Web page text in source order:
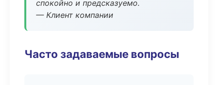
спокойно и предсказуемо.
— Клиент компании
Часто задаваемые вопросы